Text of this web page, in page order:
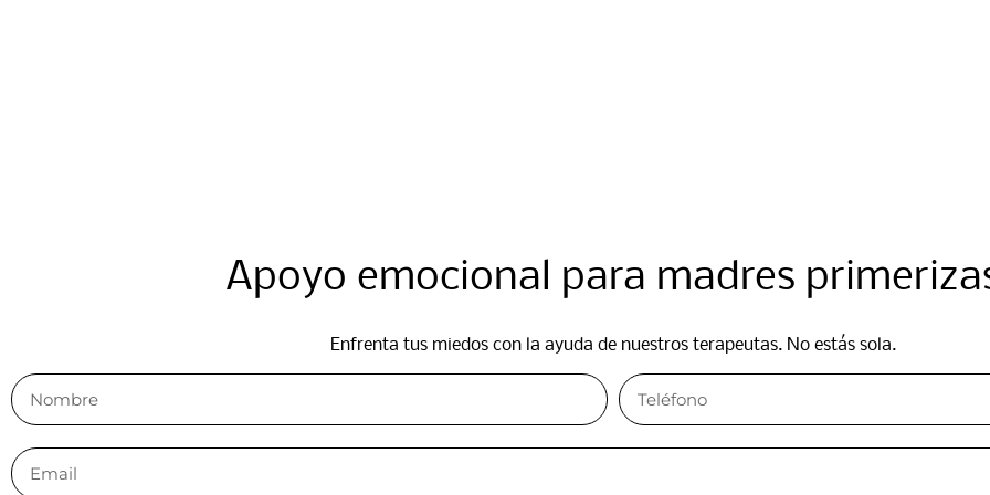
Apoyo emocional para madres
Enfrenta tus miedos con la ayuda de nuestros terapeutas. No estás sola.​